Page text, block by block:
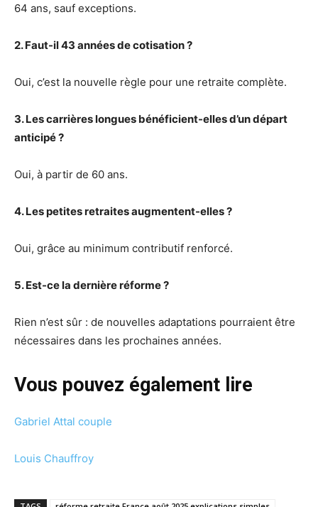
64 ans, sauf exceptions.
2. Faut-il 43 années de cotisation ?
Oui, c’est la nouvelle règle pour une retraite complète.
3. Les carrières longues bénéficient-elles d’un départ
anticipé ?
Oui, à partir de 60 ans.
4. Les petites retraites augmentent-elles ?
Oui, grâce au minimum contributif renforcé.
5. Est-ce la dernière réforme ?
Rien n’est sûr : de nouvelles adaptations pourraient être
nécessaires dans les prochaines années.
Vous pouvez également lire
Gabriel Attal couple
Louis Chauffroy